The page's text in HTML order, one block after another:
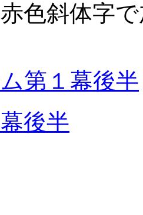
色斜体字
第１幕後半
後半